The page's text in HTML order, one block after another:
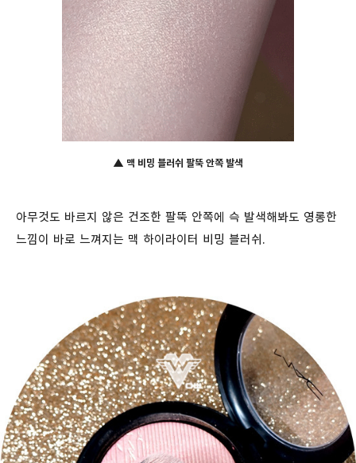
▲ 맥 비밍 블러쉬 팔뚝 안쪽 발색
아무것도 바르지 않은 건조한 팔뚝 안쪽에 슥 발색해봐도 영롱한
느낌이 바로 느껴지는 맥 하이라이터 비밍 블러쉬.